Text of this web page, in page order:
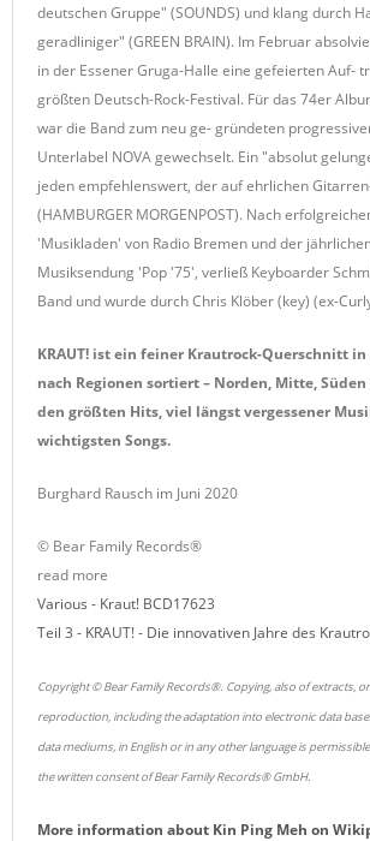
deutschen Gruppe" (SOUNDS) und klang durch
geradliniger" (GREEN BRAIN). Im Februar
in der Essener Gruga-Halle eine gefeierten Auf-
größten Deutsch-Rock-Festival. Für das 74er
war die Band zum neu ge- gründeten
Unterlabel NOVA gewechselt. Ein "absolut
jeden empfehlenswert, der auf ehrlichen
(HAMBURGER MORGENPOST). Nach
'Musikladen' von Radio Bremen und der
Musiksendung 'Pop '75', verließ Keyboarder
Band und wurde durch Chris Klöber (key) (ex-
KRAUT! ist ein feiner Krautrock-Querschnitt in
nach Regionen sortiert – Norden, Mitte,
den größten Hits, viel längst vergessener
wichtigsten Songs.
Burghard Rausch im Juni 2020
© Bear Family Records®
read more
Various - Kraut! BCD17623
Teil 3 - KRAUT! - Die innovativen Jahre des
Copyright © Bear Family Records®. Copying, also of extracts,
reproduction, including the adaptation into electronic data
data mediums, in English or in any other language is
the written consent of Bear Family Records® GmbH.
More information about Kin Ping Meh on